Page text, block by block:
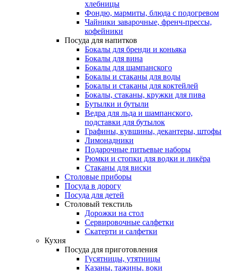
хлебницы
Фондю, мармиты, блюда с подогревом
Чайники заварочные, френч-прессы,
кофейники
Посуда для напитков
Бокалы для бренди и коньяка
Бокалы для вина
Бокалы для шампанского
Бокалы и стаканы для воды
Бокалы и стаканы для коктейлей
Бокалы, стаканы, кружки для пива
Бутылки и бутыли
Ведра для льда и шампанского,
подставки для бутылок
Графины, кувшины, декантеры, штофы
Лимонадники
Подарочные питьевые наборы
Рюмки и стопки для водки и ликёра
Стаканы для виски
Столовые приборы
Посуда в дорогу
Посуда для детей
Столовый текстиль
Дорожки на стол
Сервировочные салфетки
Скатерти и салфетки
Кухня
Посуда для приготовления
Гусятницы, утятницы
Казаны, тажины, воки